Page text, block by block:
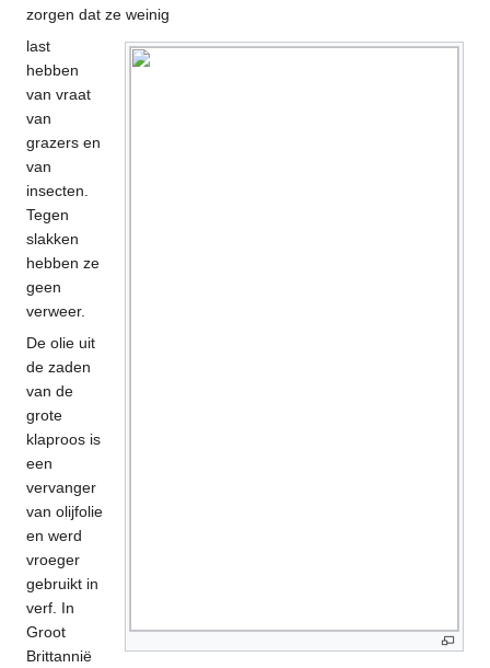
zorgen dat ze weinig
last
hebben
van vraat
van
grazers en
van
insecten.
Tegen
slakken
hebben ze
geen
verweer.
De olie uit
de zaden
van de
grote
klaproos is
een
vervanger
van olijfolie
en werd
vroeger
gebruikt in
verf. In
Groot
Brittannië